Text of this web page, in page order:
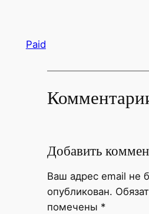
Paid
Добавить
Ваш адрес email не
опубликован.
помечены *